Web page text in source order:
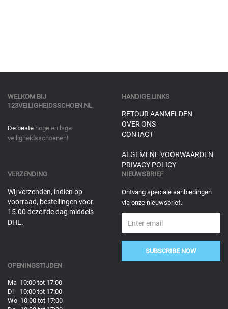
WELKOM BIJ
123VEILIGHEIDSSCHOEN.NL
De beste hoge en lage
veiligheidsschoenen!
HANDIGE LINKS
RETOUR AANMELDEN
OVER ONS
CONTACT
ALGEMENE VOORWAARDEN
PRIVACY POLICY
VERZENDING
Wij verzenden, indien op
voorraad, bestellingen voor
15.00 dezelfde dag middels
DHL.
NIEUWSBRIEF
Ontvang speciale aanbiedingen
via onze nieuwsbrief.
SUBSCRIBE NOW
OPENINGSTIJDEN
Ma 10:00 tot 17:00
Di 10:00 tot 17:00
Wo 10:00 tot 17:00